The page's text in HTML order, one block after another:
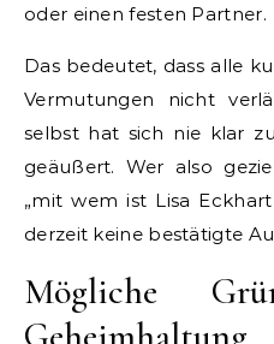
oder einen festen Partner.
Das bedeutet, dass alle
Vermutungen nicht
selbst hat sich nie klar
geäußert. Wer also
„mit wem ist Lisa
derzeit keine bestätigte
Mögliche